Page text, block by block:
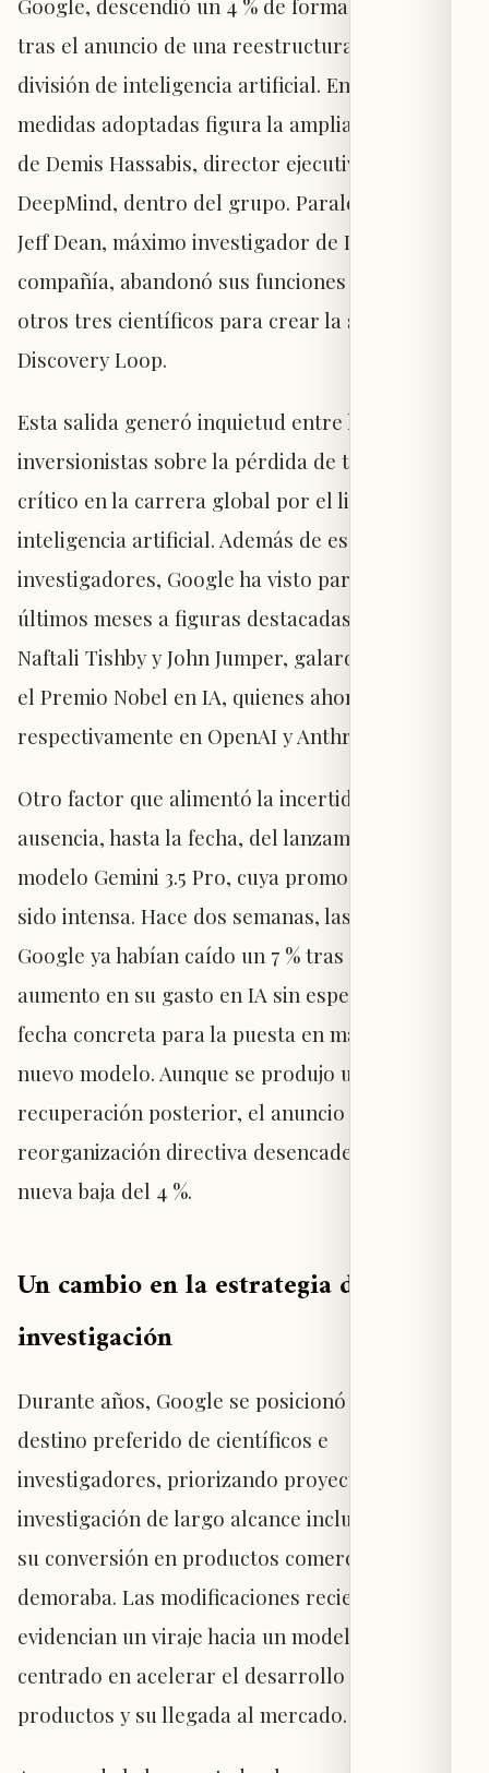
Google, descendió un 4 % de forma repentina
tras el anuncio de una reestructuración en su
división de inteligencia artificial. Entre las
medidas adoptadas figura la ampliación del rol
de Demis Hassabis, director ejecutivo de
DeepMind, dentro del grupo. Paralelamente,
Jeff Dean, máximo investigador de IA de la
compañía, abandonó sus funciones junto con
otros tres científicos para crear la startup
Discovery Loop.
Esta salida generó inquietud entre los
inversionistas sobre la pérdida de talento
crítico en la carrera global por el liderazgo en
inteligencia artificial. Además de esos cuatro
investigadores, Google ha visto partir en los
últimos meses a figuras destacadas como
Naftali Tishby y John Jumper, galardonado con
el Premio Nobel en IA, quienes ahora trabajan
respectivamente en OpenAI y Anthropic.
Otro factor que alimentó la incertidumbre fue la
ausencia, hasta la fecha, del lanzamiento del
modelo Gemini 3.5 Pro, cuya promoción había
sido intensa. Hace dos semanas, las acciones de
Google ya habían caído un 7 % tras revelar un
aumento en su gasto en IA sin especificar una
fecha concreta para la puesta en marcha del
nuevo modelo. Aunque se produjo una
recuperación posterior, el anuncio sobre la
reorganización directiva desencadenó una
nueva baja del 4 %.
Un cambio en la estrategia de
investigación
Durante años, Google se posicionó como
destino preferido de científicos e
investigadores, priorizando proyectos de
investigación de largo alcance incluso cuando
su conversión en productos comerciales se
demoraba. Las modificaciones recientes
evidencian un viraje hacia un modelo distinto,
centrado en acelerar el desarrollo de
productos y su llegada al mercado.